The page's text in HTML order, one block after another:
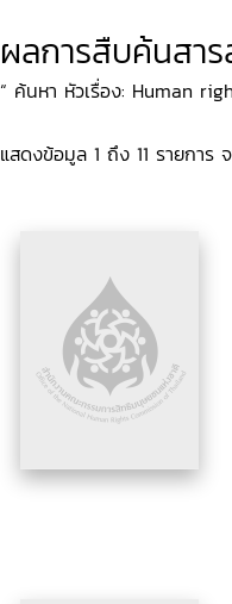
ผลการสืบค้นสา
“ ค้นหา หัวเรื่อง: Human
แสดงข้อมูล 1 ถึง 11 รายการ